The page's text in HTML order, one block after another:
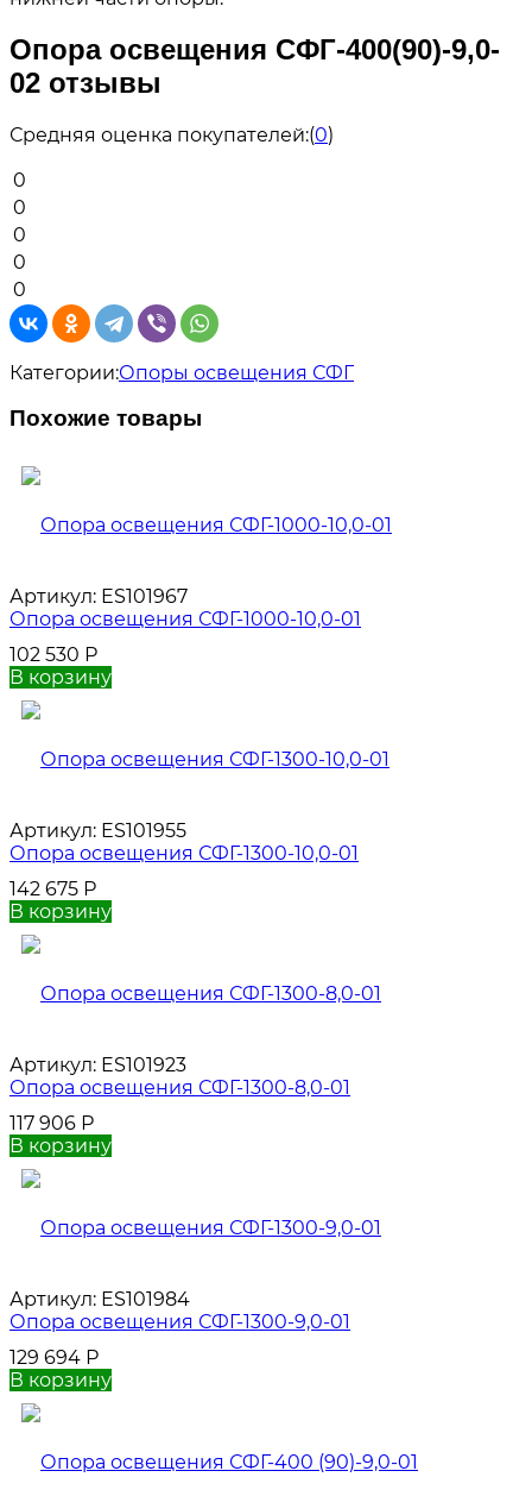
Опора освещения СФГ-400(90)-9,0-
02 отзывы
Средняя оценка покупателей:(0)
0
0
0
0
0
Категории:Опоры освещения СФГ
Похожие товары
Артикул: ES101967
Опора освещения СФГ-1000-10,0-01
102 530 Р
В корзину
Артикул: ES101955
Опора освещения СФГ-1300-10,0-01
142 675 Р
В корзину
Артикул: ES101923
Опора освещения СФГ-1300-8,0-01
117 906 Р
В корзину
Артикул: ES101984
Опора освещения СФГ-1300-9,0-01
129 694 Р
В корзину